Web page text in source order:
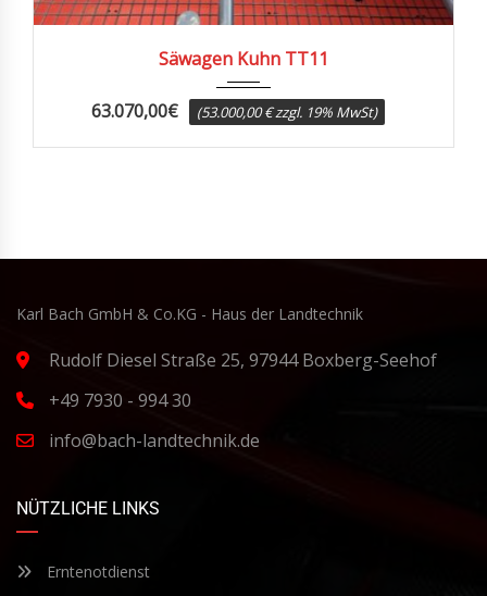
Säwagen Kuhn TT11
63.070,00€ (53.000,00 € zzgl. 19% MwSt)
Karl Bach GmbH & Co.KG - Haus der Landtechnik
Rudolf Diesel Straße 25, 97944 Boxberg-Seehof
+49 7930 - 994 30
info@bach-landtechnik.de
NÜTZLICHE LINKS
Erntenotdienst